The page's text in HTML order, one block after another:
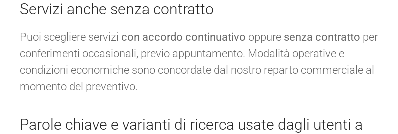
Servizi anche senza contratto
Puoi scegliere servizi con accordo continuativo oppure senza contratto per
conferimenti occasionali, previo appuntamento. Modalità operative e
condizioni economiche sono concordate dal nostro reparto commerciale al
momento del preventivo.
Parole chiave e varianti di ricerca usate dagli utenti a